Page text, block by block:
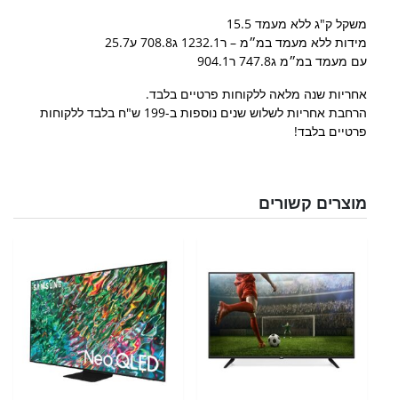
משקל ק"ג ללא מעמד 15.5
מידות ללא מעמד במ״מ – ר1232.1 ג708.8 ע25.7
עם מעמד במ״מ ג747.8 ר904.1
אחריות שנה מלאה ללקוחות פרטיים בלבד.
הרחבת אחריות לשלוש שנים נוספות ב-199 ש"ח בלבד ללקוחות
פרטיים בלבד!
מוצרים קשורים